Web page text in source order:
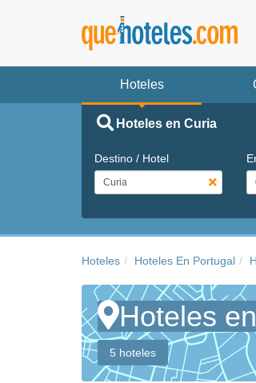
Hoteles
Hoteles en Curia
Destino / Hotel
Hoteles Hoteles En Portugal
Hoteles
5 hoteles